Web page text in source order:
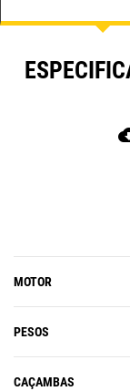
MOTOR
PESOS
CAÇAMBAS